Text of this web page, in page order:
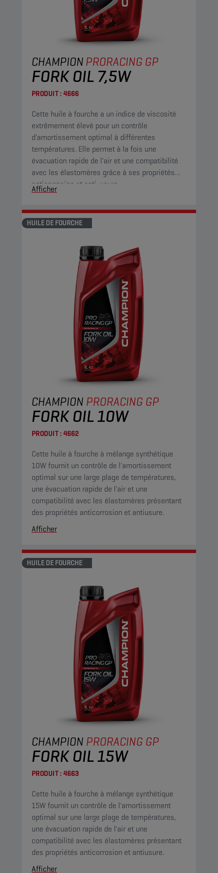
CHAMPIONPRORACING GP
FORK OIL 7,5W
PRODUIT : 4666
Cette huile à fourche a un indice de viscosité
extrêmement élevé pour un contrôle
d'amortissement optimal à différentes
températures. Elle permet à la fois une
évacuation rapide de l'air et une compatibilité
avec les élastomères grâce à ses propriétés
anticorrosion et anti-usure.
Afficher
HUILE DE FOURCHE
CHAMPION PRORACING GP
FORK OIL 10W
PRODUIT : 4662
Cette huile à fourche à mélange synthétique
10W fournit un contrôle de l'amortissement
optimal sur une large plage de températures,
une évacuation rapide de l'air et une
compatibilité avec les élastomères présentant
des propriétés anticorrosion et antiusure.
Afficher
HUILE DE FOURCHE
CHAMPION PRORACING GP
FORK OIL 15W
PRODUIT : 4663
Cette huile à fourche à mélange synthétique
15W fournit un contrôle de l'amortissement
optimal sur une large plage de températures,
une évacuation rapide de l'air et une
compatibilité avec les élastomères présentant
des propriétés anticorrosion et antiusure.
Afficher